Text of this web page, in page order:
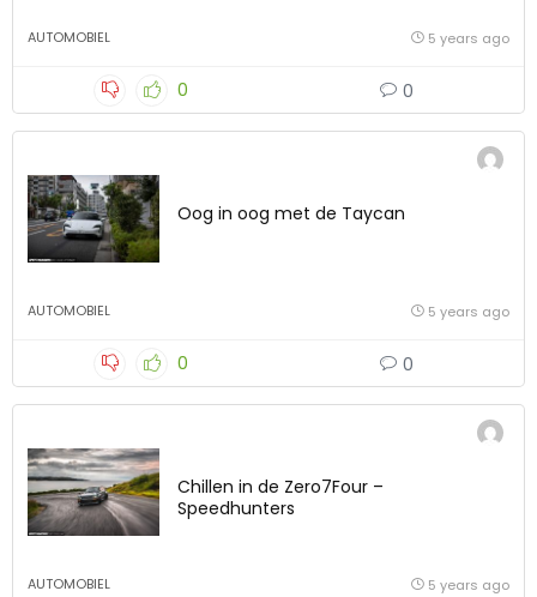
AUTOMOBIEL 5 years ago
0 0
Oog in oog met de Taycan
AUTOMOBIEL 5 years ago
0 0
Chillen in de Zero7Four –
Speedhunters
AUTOMOBIEL 5 years ago